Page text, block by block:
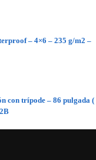
– 4×6 – 235 g/m2 –
con trípode – 86 pulgada (